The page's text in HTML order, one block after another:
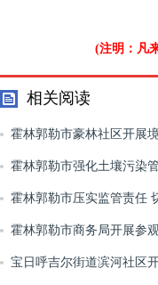
(注明：凡
相关阅读
霍林郭勒市豪林社区开展
工作霍林郭勒市强化土壤污染
好土壤防治攻坚战
霍林郭勒市压实监管责任
形势稳定
霍林郭勒市商务局开展参
展厅警示教育活动
宝日呼吉尔街道滨河社区